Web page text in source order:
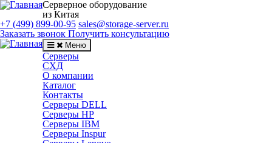
Серверное оборудование
из Китая
+7 (499) 899-00-95 sales@storage-server.ru
Заказать звонок Получить консультацию
Меню
Серверы
СХД
О компании
Каталог
Контакты
Серверы DELL
Серверы HP
Серверы IBM
Серверы Inspur